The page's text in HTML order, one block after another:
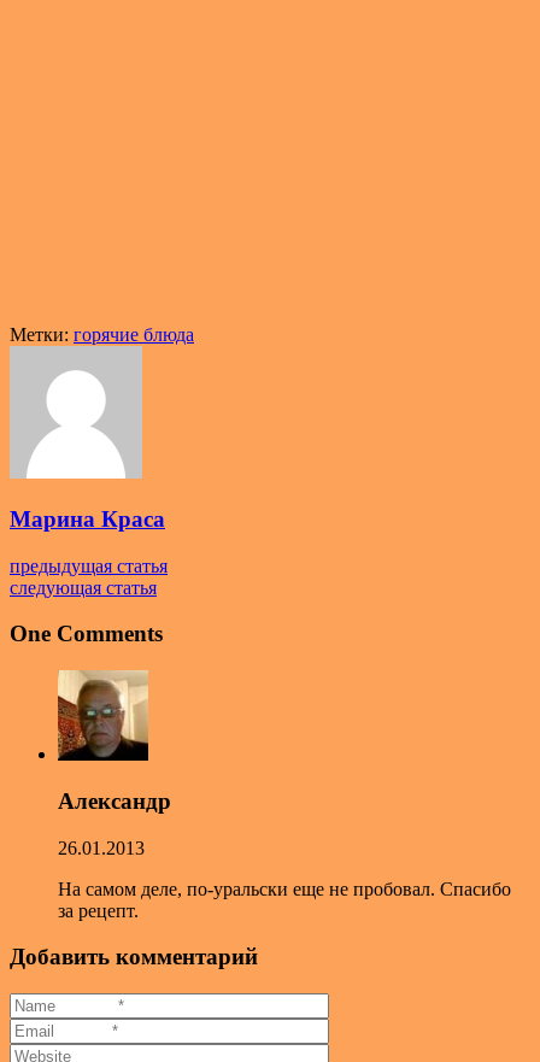
Метки: горячие блюда
Марина Краса
предыдущая статья
следующая статья
One Comments
Александр
26.01.2013
На самом деле, по-уральски еще не пробовал. Спасибо
за рецепт.
Добавить комментарий